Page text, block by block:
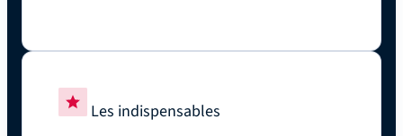
Les indispensables